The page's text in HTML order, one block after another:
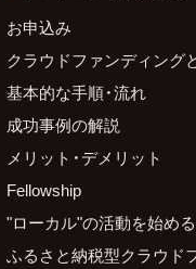
お申込み
クラウドファンディング
基本的な手順・流れ
成功事例の解説
メリット・デメリット
Fellowship
"ローカル"の活動を始める
ふるさと納税型クラウド